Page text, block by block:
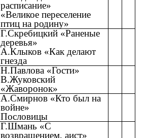
расписание»
«Великое переселение
птиц на родину»
Г.Скребицкий «Раненые
деревья»
А.Клыков «Как делают
гнезда
Н.Павлова «Гости»
В.Жуковский
«Жаворонок»
А.Смирнов «Кто был на
войне»
Пословицы
Г.Шмань «С
возвращением, аист»